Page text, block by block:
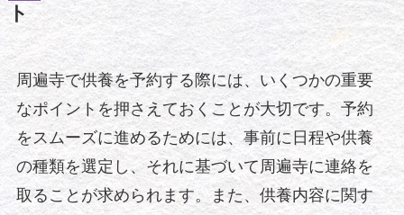
ト
周遍寺で供養を予約する際には、いくつかの重要
なポイントを押さえておくことが大切です。予約
をスムーズに進めるためには、事前に日程や供養
の種類を選定し、それに基づいて周遍寺に連絡を
取ることが求められます。また、供養内容に関す